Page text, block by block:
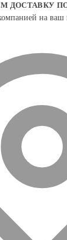
ДОСТАВКУ ПО
на ваш